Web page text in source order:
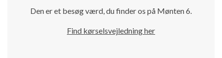
Den er et besøg værd, du finder os på Mønten 6.
Find kørselsvejledning her